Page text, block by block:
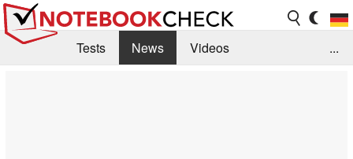
Tests News
Videos
...